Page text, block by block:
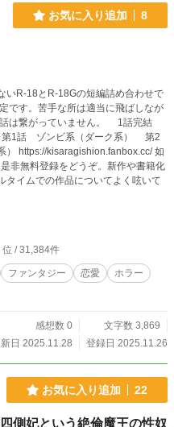
お気に入り追加 8
いR-18とR-18Gの短編詰め合わせで
す。苦手な所は適当に飛ばしなが
は繋がっていません。 1話完結
如
非無料登録をどうぞ。新作や書籍化
タイムでの作品についてよく呟いて
位 / 31,384件
ファンタジー 恋愛
ホラー
感想数 0
文字数 3,869
日 2025.11.28
登録日 2025.11.26
お気に入り追加 22
側妃という絶倫魔王の性奴